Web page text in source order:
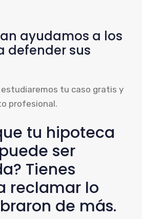
ayudamos a los
defender sus
tu caso gratis y
profesional.
tu hipoteca
ser
Tienes
reclamar lo
de más.